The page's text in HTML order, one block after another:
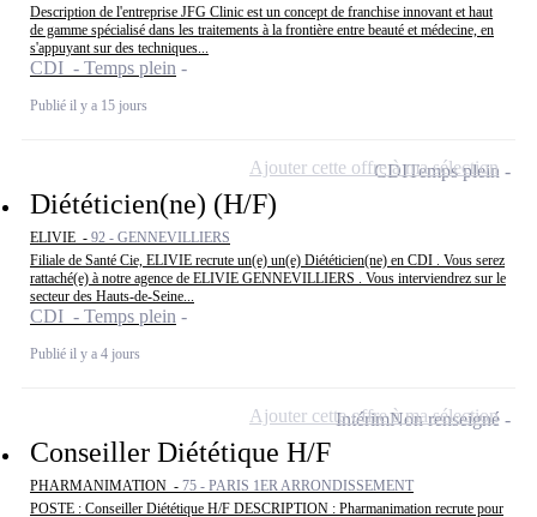
Description de l'entreprise JFG Clinic est un concept de franchise innovant et haut
de gamme spécialisé dans les traitements à la frontière entre beauté et médecine, en
s'appuyant sur des techniques...
CDI - Temps plein
Publié il y a 15 jours
Diététicien(ne) (H/F)
ELIVIE - 92 - GENNEVILLIERS
Filiale de Santé Cie, ELIVIE recrute un(e) un(e) Diététicien(ne) en CDI . Vous serez
rattaché(e) à notre agence de ELIVIE GENNEVILLIERS . Vous interviendrez sur le
secteur des Hauts-de-Seine...
CDI - Temps plein
Publié il y a 4 jours
CDITemps plein
Ajouter cette offre à ma sélection
Conseiller Diététique H/F
PHARMANIMATION - 75 - PARIS 1ER ARRONDISSEMENT
POSTE : Conseiller Diététique H/F DESCRIPTION : Pharmanimation recrute pour
IntérimNon renseigné
Ajouter cette offre à ma sélection